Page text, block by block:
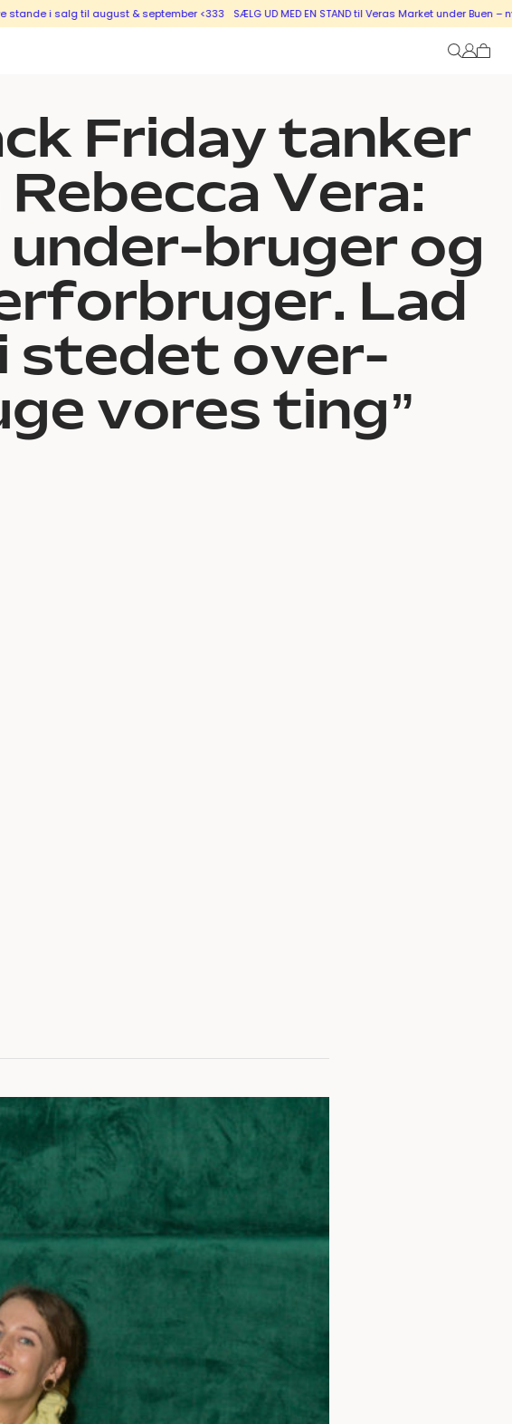
i salg til august & september <333 SÆLG UD MED EN STAND til Veras Market under Buen – nye
Friday tanker
Vera:
under-bruger og
Lad
stedet over-
vores ting”